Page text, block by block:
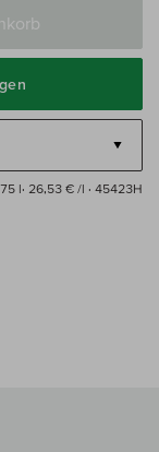
l· 26,53 € /l · 45423H